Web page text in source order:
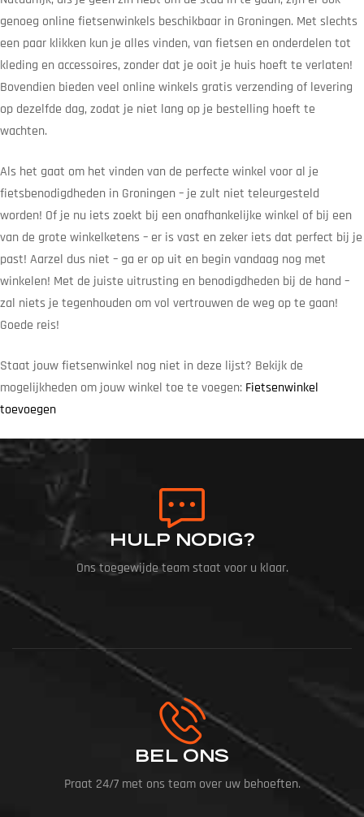
genoeg online fietsenwinkels beschikbaar in Groningen. Met slechts
een paar klikken kun je alles vinden, van fietsen en onderdelen tot
kleding en accessoires, zonder dat je ooit je huis hoeft te verlaten!
Bovendien bieden veel online winkels gratis verzending of levering
op dezelfde dag, zodat je niet lang op je bestelling hoeft te
wachten.
Als het gaat om het vinden van de perfecte winkel voor al je
fietsbenodigdheden in Groningen – je zult niet teleurgesteld
worden! Of je nu iets zoekt bij een onafhankelijke winkel of bij een
van de grote winkelketens – er is vast en zeker iets dat perfect bij je
past! Aarzel dus niet – ga er op uit en begin vandaag nog met
winkelen! Met de juiste uitrusting en benodigdheden bij de hand –
zal niets je tegenhouden om vol vertrouwen de weg op te gaan!
Goede reis!
Staat jouw fietsenwinkel nog niet in deze lijst? Bekijk de
mogelijkheden om jouw winkel toe te voegen: Fietsenwinkel
toevoegen
HULP NODIG?
Ons toegewijde team staat voor u klaar.
BEL ONS
Praat 24/7 met ons team over uw behoeften.